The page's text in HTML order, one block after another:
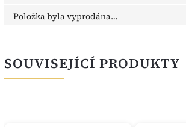
Položka byla vyprodána…
SOUVISEJÍCÍ PRODUKTY